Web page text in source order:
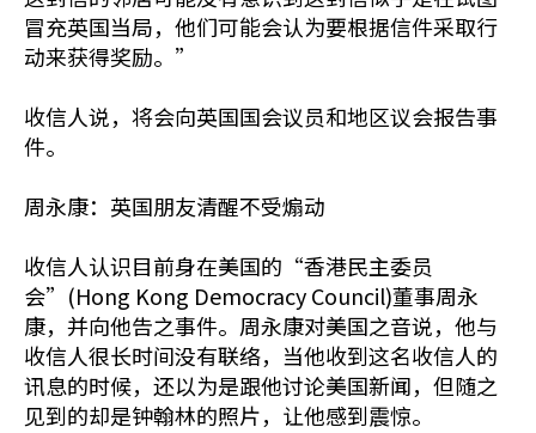
冒充英国当局，他们可能会认为要根据信件采取行
动来获得奖励。”
收信人说，将会向英国国会议员和地区议会报告事
件。
周永康：英国朋友清醒不受煽动
收信人认识目前身在美国的“香港民主委员
会”(Hong Kong Democracy Council)董事周永
康，并向他告之事件。周永康对美国之音说，他与
收信人很长时间没有联络，当他收到这名收信人的
讯息的时候，还以为是跟他讨论美国新闻，但随之
见到的却是钟翰林的照片，让他感到震惊。